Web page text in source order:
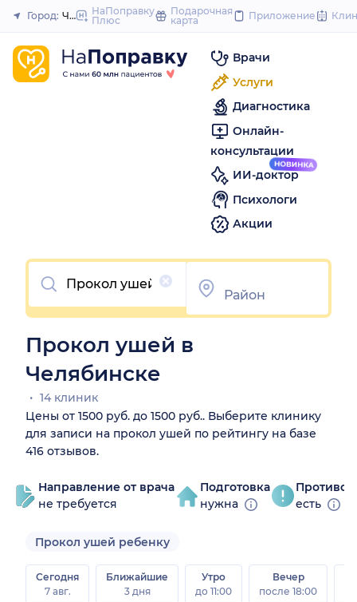
to
Закрыть
Город: ЧелябинскНаПоправку
Плюс
Подарочная
карта
Приложение
Врачи
Услуги
Диагностика
Онлайн-
консультации
ИИ-доктор
Психологи
Акции
Очистить
Прокол ушей в
Челябинске
14 клиник
Цены от 1500 руб. до 1500 руб.. Выберите клинику
для записи на прокол ушей по рейтингу на базе
416 отзывов.
Направление от врача
не требуется
Подготовка
нужна
есть
Прокол ушей ребенку
Сегодня
7 авг.
Ближайшие
3 дня
Утро
до 11:00
Вечер
после 18:00